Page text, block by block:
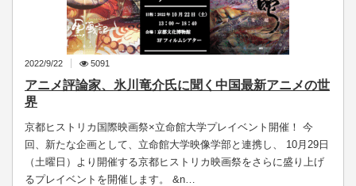
2022/9/22 5091
アニメ評論家、氷川竜介氏に聞く中国最新アニメの世
界
京都ヒストリカ国際映画祭×立命館大学プレイベント開催！ 今
回、新たな企画として、立命館大学映像学部と連携し、 10月29日
（土曜日）より開催する京都ヒストリカ映画祭をさらに盛り上げ
るプレイベントを開催します。 &n…